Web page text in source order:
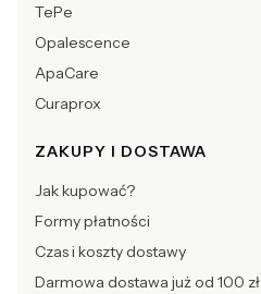
TePe
Opalescence
ApaCare
Curaprox
ZAKUPY I DOSTAWA
Jak kupować?
Formy płatności
Czas i koszty dostawy
Darmowa dostawa już od 100 zł